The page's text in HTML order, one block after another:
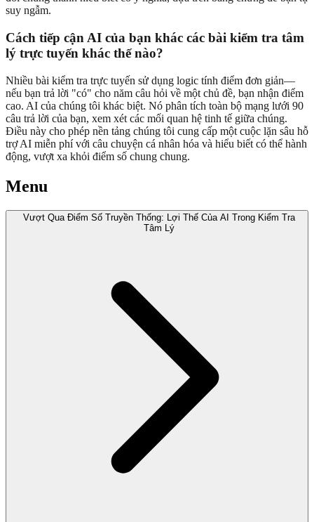
suy ngẫm.
Cách tiếp cận AI của bạn khác các bài kiểm tra tâm
lý trực tuyến khác thế nào?
Nhiều bài kiểm tra trực tuyến sử dụng logic tính điểm đơn giản—
nếu bạn trả lời "có" cho năm câu hỏi về một chủ đề, bạn nhận điểm
cao. AI của chúng tôi khác biệt. Nó phân tích toàn bộ mạng lưới 90
câu trả lời của bạn, xem xét các mối quan hệ tinh tế giữa chúng.
Điều này cho phép nền tảng chúng tôi cung cấp một cuộc lặn sâu hỗ
trợ AI miễn phí với câu chuyện cá nhân hóa và hiểu biết có thể hành
động, vượt xa khỏi điểm số chung chung.
Menu
Vượt Qua Điểm Số Truyền Thống: Lợi Thế Của AI Trong Kiểm Tra
Tâm Lý